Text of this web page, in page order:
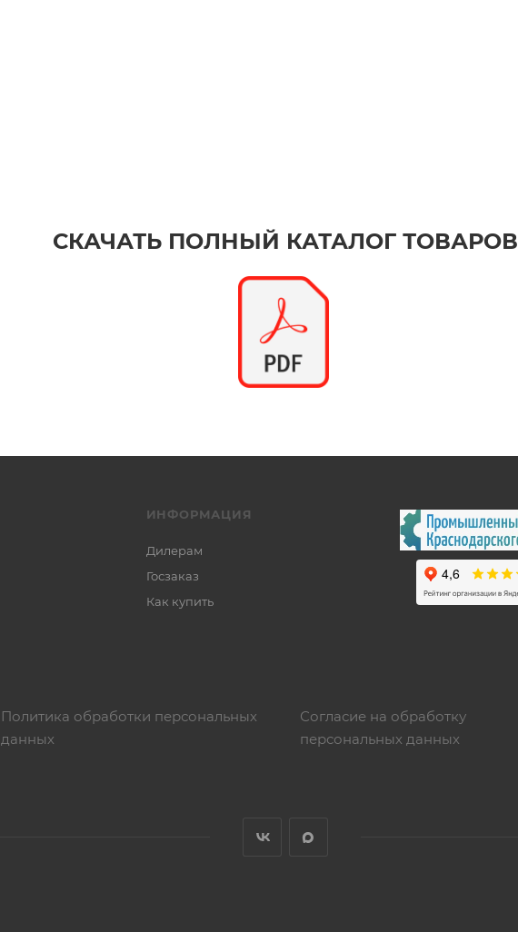
СКАЧАТЬ ПОЛНЫЙ КАТАЛОГ ТОВАРОВ
ИНФОРМАЦИЯ
Дилерам
Госзаказ
Как купить
Политика обработки персональных
данных
Согласие на обработку
персональных данных